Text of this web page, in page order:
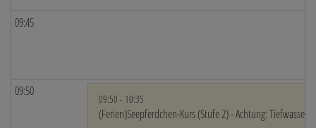
09:45
09:50
09:50 - 10:35
(Ferien)Seepferdchen-Kurs (Stufe 2) - Achtung: Tiefwasser!